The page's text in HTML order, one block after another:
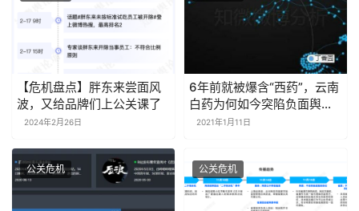
【危机盘点】胖东来尝面风
波，又给品牌们上公关课了
2024年2月26日
6年前就被爆含“西药”，云南
白药为何如今突陷负面舆
情？
2021年1月11日
公关危机 公关危机